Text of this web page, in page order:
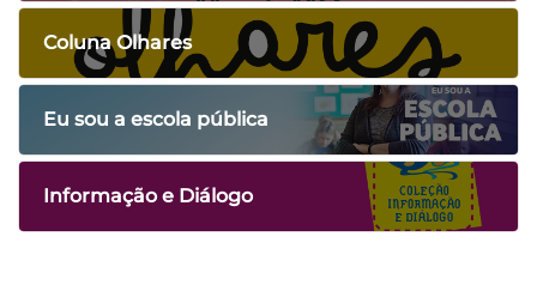
Coluna Olhares
Eu sou a escola pública
Informação e Diálogo